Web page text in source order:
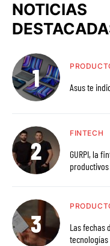
NOTICIAS
Asus te
FINTECH
GURPI, la fintech
Las fechas
tecnologías